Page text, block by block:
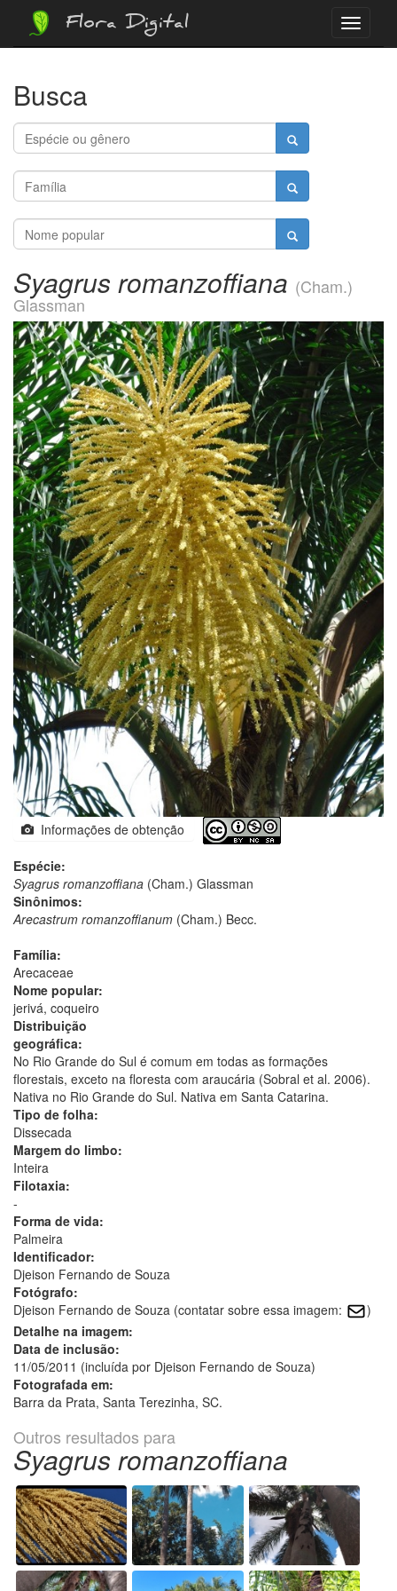
Menu
Flora Digital
Busca
Syagrus romanzoffiana (Cham.)
Glassman
Informações de obtenção
Espécie:
Syagrus romanzoffiana (Cham.) Glassman
Sinônimos:
Arecastrum romanzoffianum (Cham.) Becc.
Família:
Arecaceae
Nome popular:
jerivá, coqueiro
Distribuição
geográfica:
No Rio Grande do Sul é comum em todas as formações
florestais, exceto na floresta com araucária (Sobral et al. 2006).
Nativa no Rio Grande do Sul. Nativa em Santa Catarina.
Tipo de folha:
Dissecada
Margem do limbo:
Inteira
Filotaxia:
-
Forma de vida:
Palmeira
Identificador:
Djeison Fernando de Souza
Fotógrafo:
Djeison Fernando de Souza (contatar sobre essa imagem:
)
Detalhe na imagem:
Data de inclusão:
11/05/2011 (incluída por Djeison Fernando de Souza)
Fotografada em:
Barra da Prata, Santa Terezinha, SC.
Outros resultados para
Syagrus romanzoffiana